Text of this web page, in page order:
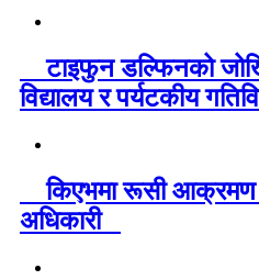
टाइफुन डल्फिनको
विद्यालय र पर्यटकीय
किएभमा रूसी आक्रमण
अधिकारी